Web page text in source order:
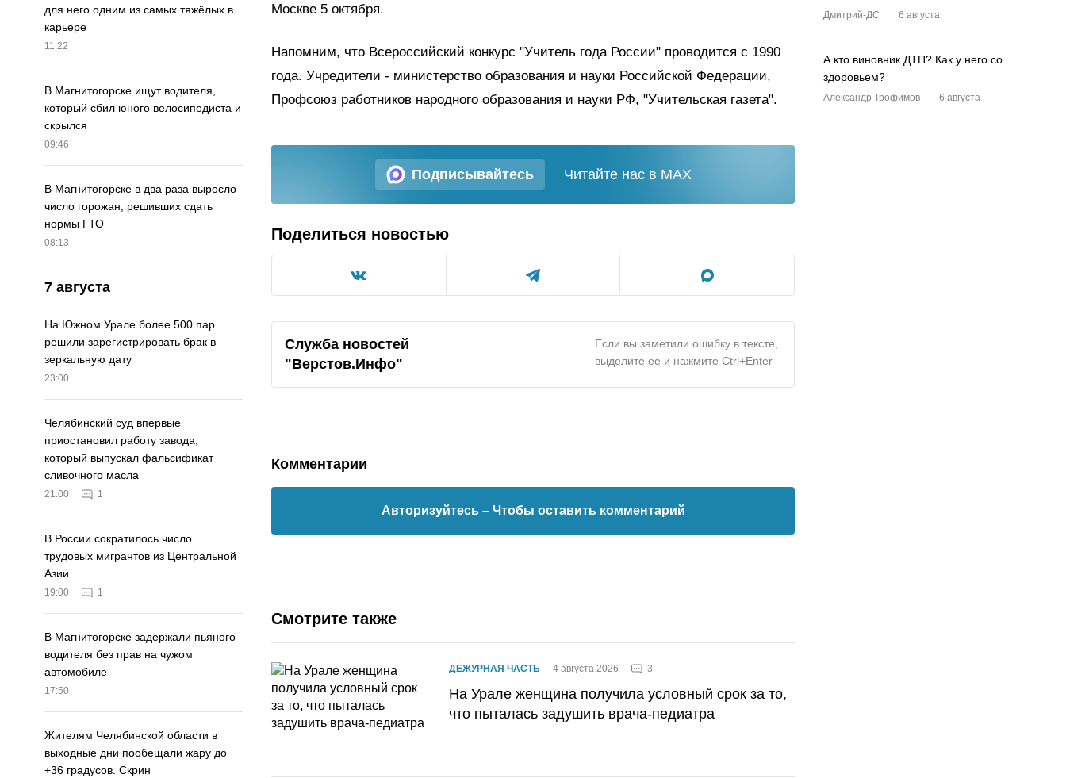
для него одним из самых тяжёлых в
карьере
11:22
В Магнитогорске ищут водителя,
который сбил юного велосипедиста и
скрылся
09:46
В Магнитогорске в два раза выросло
число горожан, решивших сдать
нормы ГТО
08:13
7 августа
На Южном Урале более 500 пар
решили зарегистрировать брак в
зеркальную дату
23:00
Челябинский суд впервые
приостановил работу завода,
который выпускал фальсификат
сливочного масла
21:00 1
В России сократилось число
трудовых мигрантов из Центральной
Азии
19:00 1
В Магнитогорске задержали пьяного
водителя без прав на чужом
автомобиле
17:50
Жителям Челябинской области в
выходные дни пообещали жару до
+36 градусов. Скрин
Москве 5 октября.
Напомним, что Всероссийский конкурс "Учитель года России" проводится с 1990
года. Учредители - министерство образования и науки Российской Федерации,
Профсоюз работников народного образования и науки РФ, "Учительская газета".
Подписывайтесь Читайте нас в MAX
Поделиться новостью
Служба новостей
"Верстов.Инфо"
Если вы заметили ошибку в тексте,
выделите ее и нажмите Ctrl+Enter
Комментарии
Авторизуйтесь – Чтобы оставить комментарий
Смотрите также
ДЕЖУРНАЯ ЧАСТЬ 4 августа 2026 3
На Урале женщина получила условный срок за то,
что пыталась задушить врача-педиатра
Дмитрий-ДС 6 августа
А кто виновник ДТП? Как у него со
здоровьем?
Александр Трофимов 6 августа